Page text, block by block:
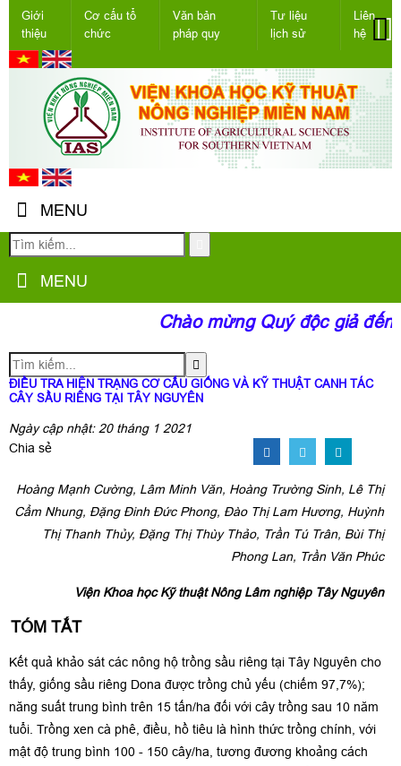
Giới
thiệu
Cơ cấu tổ
chức
Văn bản
pháp quy
Tư liệu
lịch sử
Liên
hệ
MENU
MENU
Chào mừng Quý độc giả
ĐIỀU TRA HIỆN TRẠNG CƠ CẤU GIỐNG VÀ KỸ THUẬT CANH TÁC
CÂY SẦU RIÊNG TẠI TÂY NGUYÊN
Ngày cập nhật: 20 tháng 1 2021
Chia sẻ
Hoàng Mạnh Cường, Lâm Minh Văn, Hoàng Trường Sinh, Lê Thị
Cẩm Nhung, Đặng Đinh Đức Phong, Đào Thị Lam Hương, Huỳnh
Thị Thanh Thủy, Đặng Thị Thùy Thảo, Trần Tú Trân, Bùi Thị
Phong Lan, Trần Văn Phúc
Viện Khoa học Kỹ thuật Nông Lâm nghiệp Tây Nguyên
TÓM TẮT
Kết quả khảo sát các nông hộ trồng sầu riêng tại Tây Nguyên cho
thấy, giống sầu riêng Dona được trồng chủ yếu (chiếm 97,7%);
năng suất trung bình trên 15 tấn/ha đối với cây trồng sau 10 năm
tuổi. Trồng xen cà phê, điều, hồ tiêu là hình thức trồng chính, với
mật độ trung bình 100 - 150 cây/ha, tương đương khoảng cách